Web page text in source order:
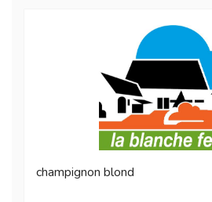
champignon blond